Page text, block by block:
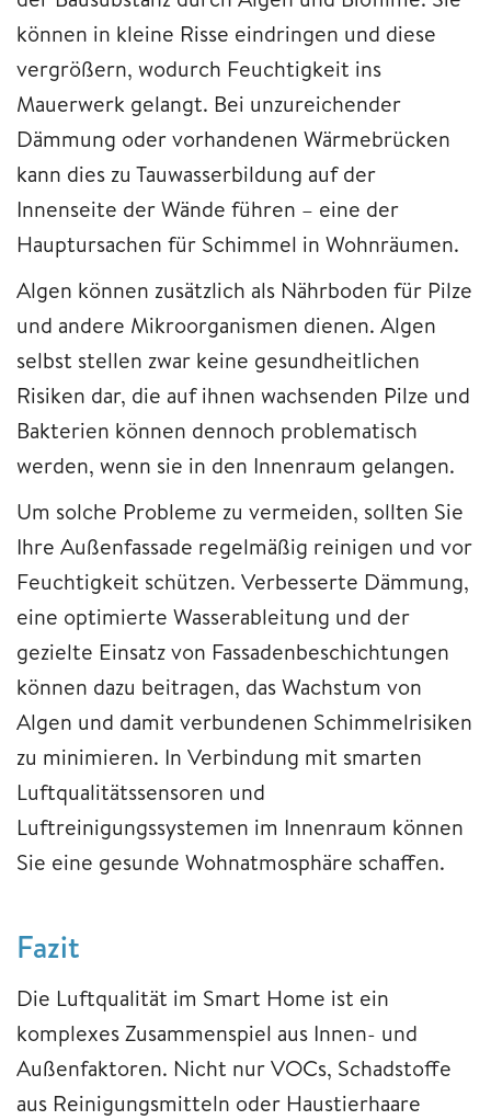
können in kleine Risse eindringen und diese
vergrößern, wodurch Feuchtigkeit ins
Mauerwerk gelangt. Bei unzureichender
Dämmung oder vorhandenen Wärmebrücken
kann dies zu Tauwasserbildung auf der
Innenseite der Wände führen – eine der
Hauptursachen für Schimmel in Wohnräumen.
Algen können zusätzlich als Nährboden für Pilze
und andere Mikroorganismen dienen. Algen
selbst stellen zwar keine gesundheitlichen
Risiken dar, die auf ihnen wachsenden Pilze und
Bakterien können dennoch problematisch
werden, wenn sie in den Innenraum gelangen.
Um solche Probleme zu vermeiden, sollten Sie
Ihre Außenfassade regelmäßig reinigen und vor
Feuchtigkeit schützen. Verbesserte Dämmung,
eine optimierte Wasserableitung und der
gezielte Einsatz von Fassadenbeschichtungen
können dazu beitragen, das Wachstum von
Algen und damit verbundenen Schimmelrisiken
zu minimieren. In Verbindung mit smarten
Luftqualitätssensoren und
Luftreinigungssystemen im Innenraum können
Sie eine gesunde Wohnatmosphäre schaffen.
Fazit
Die Luftqualität im Smart Home ist ein
komplexes Zusammenspiel aus Innen- und
Außenfaktoren. Nicht nur VOCs, Schadstoffe
aus Reinigungsmitteln oder Haustierhaare